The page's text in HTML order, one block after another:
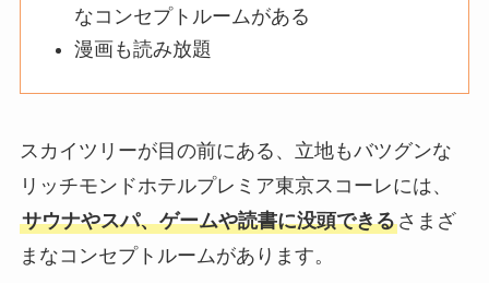
なコンセプトルームがある
漫画も読み放題
スカイツリーが目の前にある、立地もバツグンな
リッチモンドホテルプレミア東京スコーレには、
サウナやスパ、ゲームや読書に没頭できるさまざ
まなコンセプトルームがあります。